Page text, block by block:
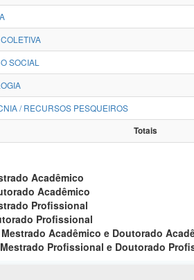
SOCIAL
/ RECURSOS PESQUEIROS
Totais
Acadêmico
Doutorado Acadêmico
Profissional
Profissional
Mestrado Acadêmico e Doutorado
Mestrado Profissional e Doutorado